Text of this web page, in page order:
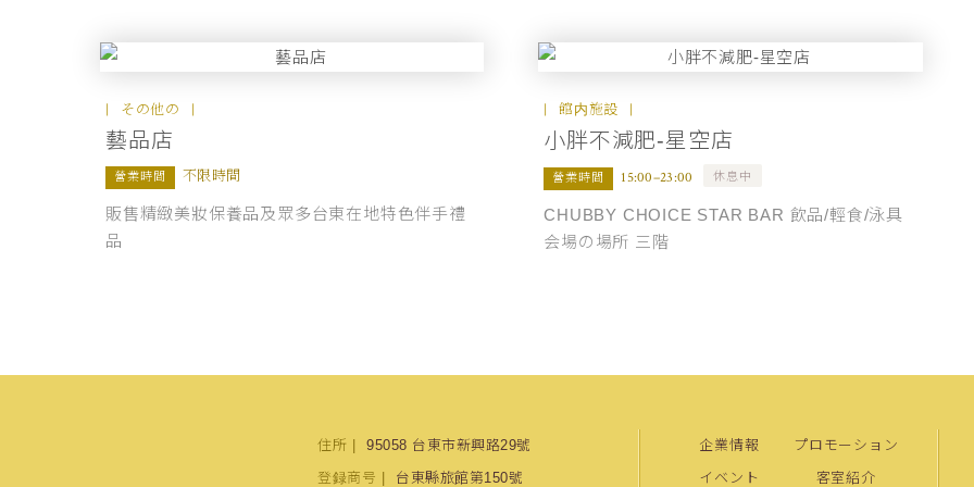
その他の
藝品店
營業時間
不限時間
販售精緻美妝保養品及眾多台東在地特色伴手禮
品
館内施設
小胖不減肥-星空店
營業時間 15:00–23:00 休息中
CHUBBY CHOICE STAR BAR 飲品/輕食/泳具
会場の場所 三階
住所
95058 台東市新興路29號
登録商号
台東縣旅館第150號
企業情報
プロモーション
イベント
客室紹介